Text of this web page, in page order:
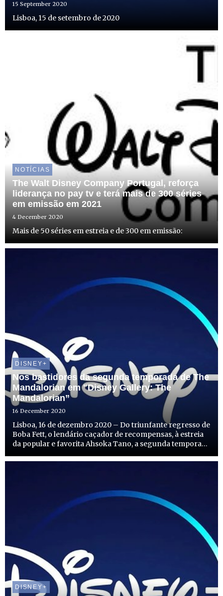
15 September 2020
Lisboa, 15 de setembro de 2020
NOTÍCIAS
The Walt Disney Company Portugal, reforça
liderança no pay tv e terá mais de 300 séries
em emissão em 2021
4 December 2020
Mais de 50 séries em estreia e de 300 em emissão:
DISNEY+
Nos bastidores da segunda temporada de The
Mandalorian em "Disney Gallery: The
Mandalorian”
16 December 2020
Lisboa, 16 de dezembro 2020 – Do triunfante regresso de
Boba Fett, o lendário caçador de recompensas, à estreia
da popular e favorita Ahsoka Tano, a segunda temporada
surpreendente, emocionante e emotiva, que tem mantido
DISNEY+